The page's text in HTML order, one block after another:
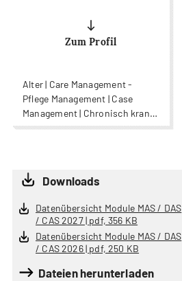
Zum Profil
Alter | Care Management -
Pflege Management | Case
Management | Chronisch krank |
Gesundheit | Nursing |
Downloads
Datenübersicht Module MAS / DAS
/ CAS 2027 | pdf, 356 KB
Datenübersicht Module MAS / DAS
/ CAS 2026 | pdf, 250 KB
Dateien herunterladen